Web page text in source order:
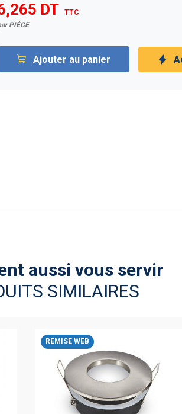
DT
TTC
PIÉCE
Ajouter au panier
aussi vous servir
SIMILAIRES
REMISE WEB